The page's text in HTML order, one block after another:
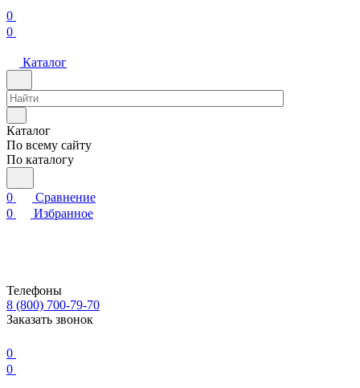
0
0
Каталог
Каталог
По всему сайту
По каталогу
0
Сравнение
0
Избранное
Телефоны
8 (800) 700-79-70
Заказать звонок
0
0